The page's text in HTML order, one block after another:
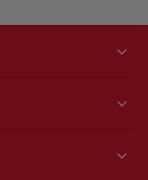
Ihrem